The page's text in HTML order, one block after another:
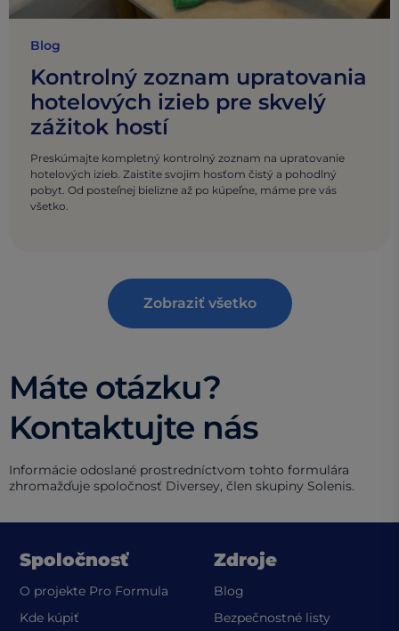
Blog
Kontrolný zoznam upratovania
hotelových izieb pre skvelý
zážitok hostí
Preskúmajte kompletný kontrolný zoznam na upratovanie
hotelových izieb. Zaistite svojim hosťom čistý a pohodlný
pobyt. Od posteľnej bielizne až po kúpeľne, máme pre vás
všetko.
Zobraziť všetko
Máte otázku?
Kontaktujte nás
Informácie odoslané prostredníctvom tohto formulára
zhromažďuje spoločnosť Diversey, člen skupiny Solenis.
Spoločnosť
O projekte Pro Formula
Kde kúpiť
Zdroje
Blog
Bezpečnostné listy